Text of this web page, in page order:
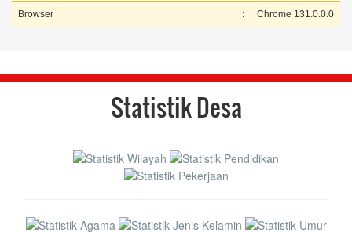
Browser : Chrome 131.0.0.0
Statistik Desa